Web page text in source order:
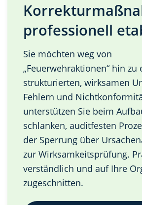
professionell
Sie möchten weg von
„Feuerwehraktionen“ hin zu
strukturierten, wirksamen
Fehlern und
unterstützen Sie beim
schlanken, auditfesten
der Sperrung über
zur Wirksamkeitsprüfung.
verständlich und auf Ihre
zugeschnitten.